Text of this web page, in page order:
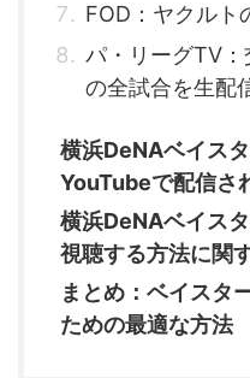
FOD：ヤクルト
パ・リーグTV
の全試合を生配
横浜DeNAベイス
YouTubeで配信さ
横浜DeNAベイス
視聴する方法に関
まとめ：ベイスタ
ための最適な方法